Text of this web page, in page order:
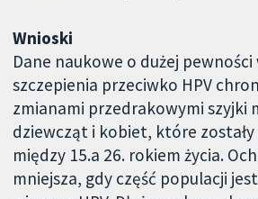
Wnioski
Dane naukowe o dużej pewności
szczepienia przeciwko HPV
zmianami przedrakowymi szyjki
dziewcząt i kobiet, które zostały
między 15.a 26. rokiem życia.
mniejsza, gdy część populacji